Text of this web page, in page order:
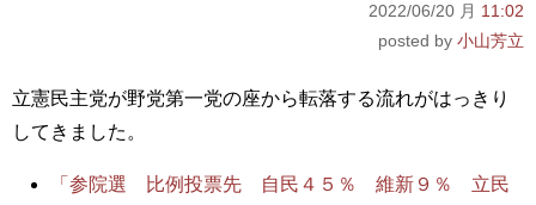
2022/06/20 月 11:02
小山芳立
立憲民主党が野党第一党の座から転落する流れがはっきり
してきました。
「参院選 比例投票先 自民４５％ 維新９％ 立民